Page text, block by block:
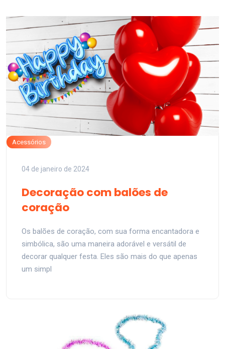
Acessórios
04 de janeiro de 2024
Decoração com balões de
coração
Os balões de coração, com sua forma encantadora e
simbólica, são uma maneira adorável e versátil de
decorar qualquer festa. Eles são mais do que apenas
um simpl